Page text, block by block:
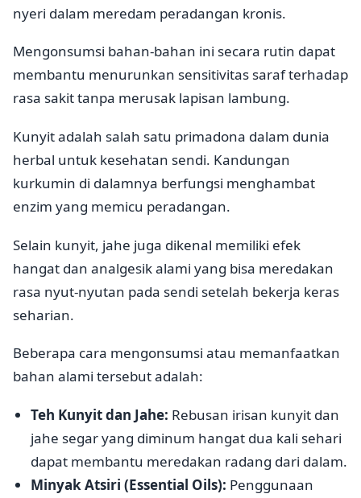
nyeri dalam meredam peradangan kronis.
Mengonsumsi bahan-bahan ini secara rutin dapat
membantu menurunkan sensitivitas saraf terhadap
rasa sakit tanpa merusak lapisan lambung.
Kunyit adalah salah satu primadona dalam dunia
herbal untuk kesehatan sendi. Kandungan
kurkumin di dalamnya berfungsi menghambat
enzim yang memicu peradangan.
Selain kunyit, jahe juga dikenal memiliki efek
hangat dan analgesik alami yang bisa meredakan
rasa nyut-nyutan pada sendi setelah bekerja keras
seharian.
Beberapa cara mengonsumsi atau memanfaatkan
bahan alami tersebut adalah:
Teh Kunyit dan Jahe: Rebusan irisan kunyit dan
jahe segar yang diminum hangat dua kali sehari
dapat membantu meredakan radang dari dalam.
Minyak Atsiri (Essential Oils): Penggunaan